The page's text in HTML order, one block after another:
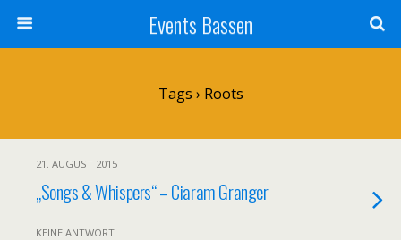
Events Bassen
Tags › Roots
21. AUGUST 2015
„Songs & Whispers“ – Ciaram Granger
KEINE ANTWORT